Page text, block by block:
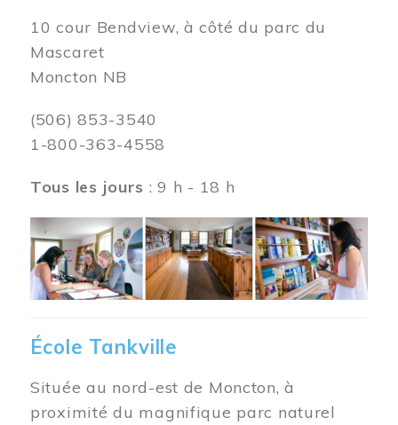
10 cour Bendview, à côté du parc du
Mascaret
Moncton NB
(506) 853-3540
1-800-363-4558
Tous les jours : 9 h - 18 h
Image
École Tankville
Située au nord-est de Moncton, à
proximité du magnifique parc naturel